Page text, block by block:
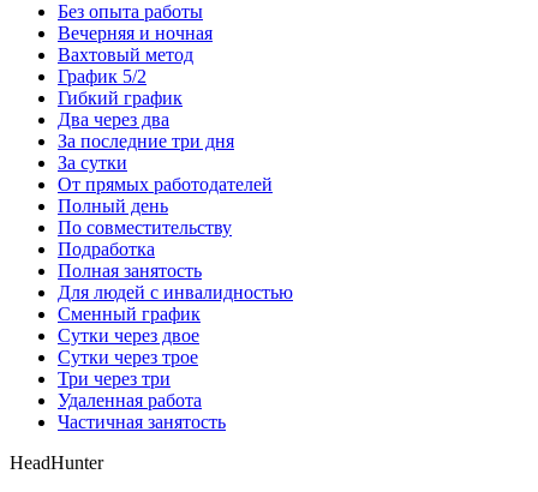
Без опыта работы
Вечерняя и ночная
Вахтовый метод
График 5/2
Гибкий график
Два через два
За последние три дня
За сутки
От прямых работодателей
Полный день
По совместительству
Подработка
Полная занятость
Для людей с инвалидностью
Сменный график
Сутки через двое
Сутки через трое
Три через три
Удаленная работа
Частичная занятость
HeadHunter